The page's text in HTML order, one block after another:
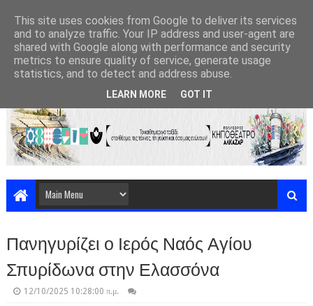
Πανηγυρίζει ο Ιερός Ναός Αγίου
Σπυρίδωνα στην Ελασσόνα
12/10/2025 10:28:00 π.μ.
This site uses cookies from Google to deliver its services
and to analyze traffic. Your IP address and user-agent are
shared with Google along with performance and security
metrics to ensure quality of service, generate usage
statistics, and to detect and address abuse.
LEARN MORE GOT IT